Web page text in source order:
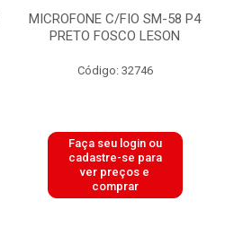
MICROFONE C/FIO SM-58 P4
PRETO FOSCO LESON
Código: 32746
Faça seu login ou
cadastre-se para
ver preços e
comprar